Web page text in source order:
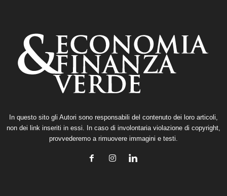
In questo sito gli Autori sono responsabili del contenuto dei loro articoli,
non dei link inseriti in essi. In caso di involontaria violazione di copyright,
provvederemo a rimuovere immagini e testi.